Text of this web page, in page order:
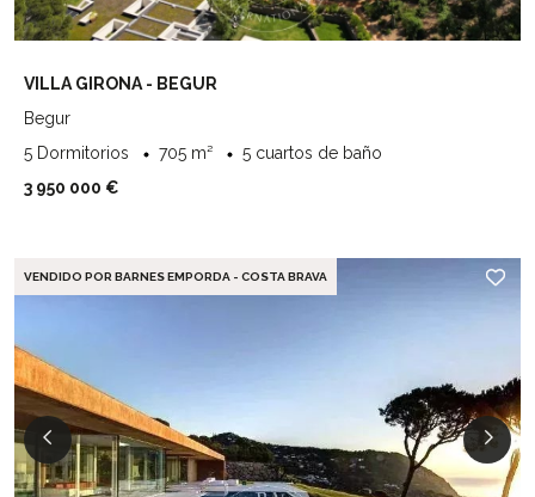
VILLA GIRONA - BEGUR
Begur
5 Dormitorios
705 m²
5 cuartos de baño
3 950 000 €
VENDIDO POR BARNES EMPORDA - COSTA BRAVA